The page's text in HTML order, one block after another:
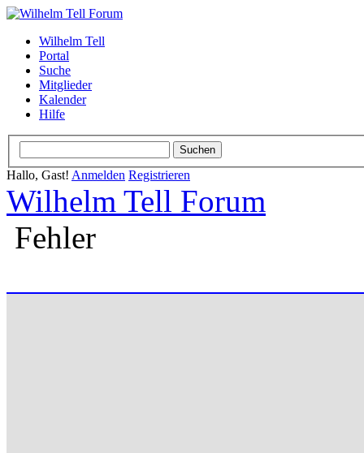
Wilhelm Tell
Portal
Suche
Mitglieder
Kalender
Hilfe
Hallo, Gast! Anmelden Registrieren
Wilhelm Tell Forum
Fehler